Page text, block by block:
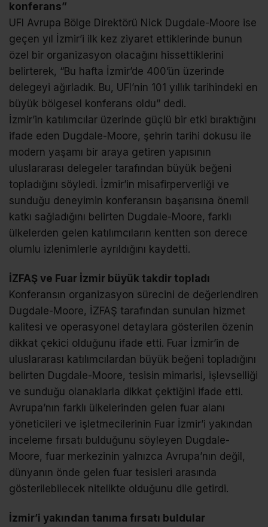
konferans”
UFI Avrupa Bölge Direktörü Nick Dugdale-Moore ise
geçen yıl İzmir’i ilk kez ziyaret ettiklerinde bunun
özel bir organizasyon olacağını hissettiklerini
belirterek, “Bu hafta İzmir’de 400’ün üzerinde
delegeyi ağırladık. Bu, UFI’nin 101 yıllık tarihindeki en
büyük bölgesel konferans oldu” dedi.
İzmir’in katılımcılar üzerinde güçlü bir etki bıraktığını
ifade eden Dugdale-Moore, şehrin tarihi dokusu ile
modern yaşamı bir araya getiren yapısının
uluslararası delegeler tarafından büyük beğeni
topladığını söyledi. İzmir’in misafirperverliği ve
sunduğu deneyimin konferansın başarısına önemli
katkı sağladığını belirten Dugdale-Moore, farklı
ülkelerden gelen katılımcıların kentten son derece
olumlu izlenimlerle ayrıldığını kaydetti.
İZFAŞ ve Fuar İzmir büyük takdir topladı
Konferansın organizasyon sürecini de değerlendiren
Dugdale-Moore, İZFAŞ tarafından sunulan hizmet
kalitesi ve operasyonel detaylara gösterilen özenin
dikkat çekici olduğunu ifade etti. Fuar İzmir’in de
uluslararası katılımcılardan büyük beğeni topladığını
belirten Dugdale-Moore, tesisin mimarisi, işlevselliği
ve sunduğu olanaklarla dikkat çektiğini ifade etti.
Avrupa’nın farklı ülkelerinden gelen fuar alanı
yöneticileri ve işletmecilerinin Fuar İzmir’i yakından
inceleme fırsatı bulduğunu söyleyen Dugdale-
Moore, fuar merkezinin yalnızca Avrupa’nın değil,
dünyanın önde gelen fuar tesisleri arasında
gösterilebilecek nitelikte olduğunu dile getirdi.
İzmir’i yakından tanıma fırsatı buldular